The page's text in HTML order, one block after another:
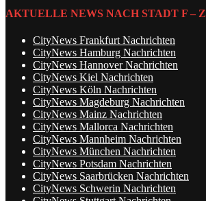
AKTUELLE NEWS NACH STADT F – Z
CityNews Frankfurt Nachrichten
CityNews Hamburg Nachrichten
CityNews Hannover Nachrichten
CityNews Kiel Nachrichten
CityNews Köln Nachrichten
CityNews Magdeburg Nachrichten
CityNews Mainz Nachrichten
CityNews Mallorca Nachrichten
CityNews Mannheim Nachrichten
CityNews München Nachrichten
CityNews Potsdam Nachrichten
CityNews Saarbrücken Nachrichten
CityNews Schwerin Nachrichten